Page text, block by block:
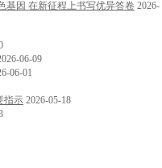
基因 在新征程上书写优异答卷 2026-
06-09
06-01
指示 2026-05-18